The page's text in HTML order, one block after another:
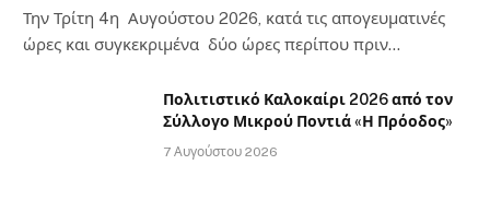
Την Τρίτη 4η Αυγούστου 2026, κατά τις απογευματινές
ώρες και συγκεκριμένα δύο ώρες περίπου πριν…
Πολιτιστικό Καλοκαίρι 2026 από τον
Σύλλογο Μικρού Ποντιά «Η Πρόοδος»
7 Αυγούστου 2026